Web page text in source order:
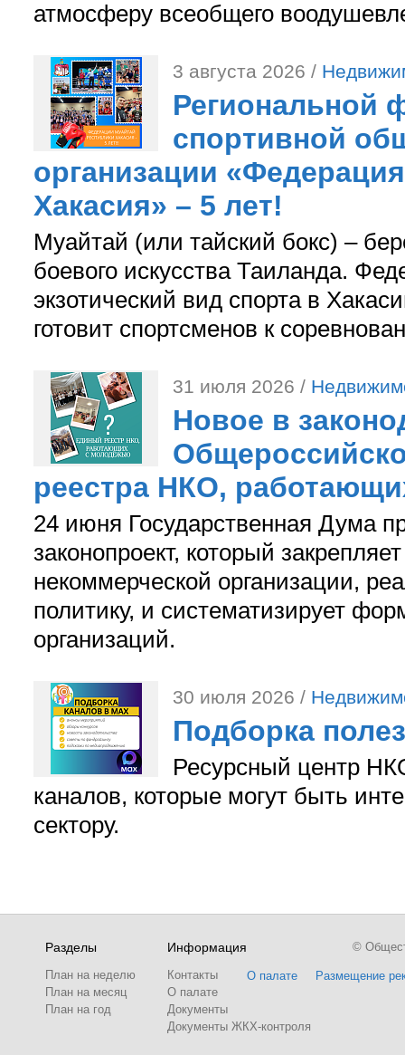
атмосферу всеобщего
3 августа 2026 /
Региональной
спортивной
организации
Хакасия» – 5 лет!
Муайтай (или тайский бокс) –
боевого искусства Таиланда.
экзотический вид спорта в
готовит спортсменов к
31 июля 2026 /
Новое в
реестра НКО,
24 июня Государственная Дума
законопроект, который
некоммерческой организации,
политику, и систематизирует
организаций.
30 июля 2026 /
Подборка
Ресурсный центр
каналов, которые могут быть
сектору.
Разделы
План на неделю
План на месяц
План на год
Информация
Контакты
О палате
Документы
Документы ЖКХ-контроля
О палате Размещение
©